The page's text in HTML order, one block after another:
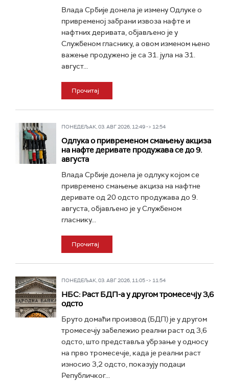
Влада Србије донела је измену Одлуке о
привременој забрани извоза нафте и
нафтних деривата, објављено је у
Службеном гласнику, а овом изменом њено
важење продужено је са 31. јула на 31.
август...
Прочитај
ПОНЕДЕЉАК, 03. АВГ 2026, 12:49 -> 12:54
Одлука о привременом смањењу акциза
на нафте деривате продужава се до 9.
августа
Влада Србије донела је одлуку којом се
привремено смањење акциза на нафтне
деривате од 20 одсто продужава до 9.
августа, објављено је у Службеном
гласнику...
Прочитај
ПОНЕДЕЉАК, 03. АВГ 2026, 11:05 -> 11:54
НБС: Раст БДП-а у другом тромесечју 3,6
одсто
Бруто домаћи производ (БДП) је у другом
тромесечју забележио реални раст од 3,6
одсто, што представља убрзање у односу
на прво тромесечје, када је реални раст
износио 3,2 одсто, показују подаци
Републичког...